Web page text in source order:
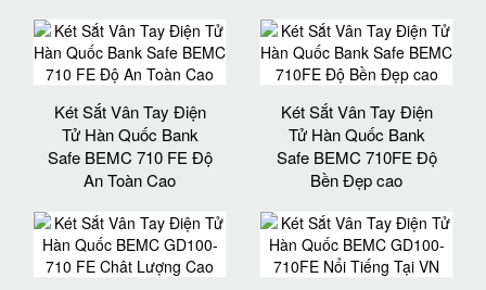
Két Sắt Vân Tay Điện
Tử Hàn Quốc Bank
Safe BEMC 710 FE Độ
An Toàn Cao
Két Sắt Vân Tay Điện
Tử Hàn Quốc Bank
Safe BEMC 710FE Độ
Bền Đẹp cao